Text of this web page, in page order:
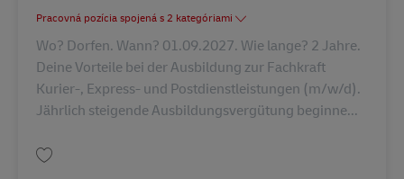
Pracovná pozícia spojená s 2 kategóriami
Wo? Dorfen. Wann? 01.09.2027. Wie lange? 2 Jahre.
Deine Vorteile bei der Ausbildung zur Fachkraft
Kurier-, Express- und Postdienstleistungen (m/w/d).
Jährlich steigende Ausbildungsvergütung beginne...